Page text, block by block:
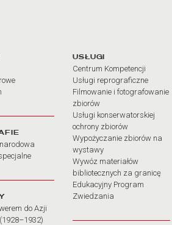
działów
do Azji
USŁUGI
Centrum Kompetencji
Usługi reprograficzne
Filmowanie i fotografowanie
zbiorów
Usługi konserwatorskiej
ochrony zbiorów
Wypożyczanie zbiorów na
wystawy
Wywóz materiałów
bibliotecznych za granicę
Edukacyjny Program
Zwiedzania